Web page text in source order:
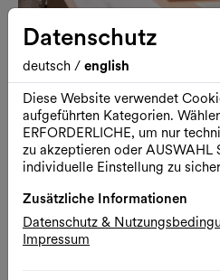
Führung Freier Eintritt
Kostenlose
Widerstand
Ein Rundgang durch die
20.08.2026, 17:00 – 18:00
MQ Freiraum
Datenschutz
deutsch / english
Diese Website verwendet
aufgeführten Kategorien.
ERFORDERLICHE, um nur
zu akzeptieren oder AUSWAHL
individuelle Einstellung zu
Zusätzliche Informationen
Datenschutz &
Impressum